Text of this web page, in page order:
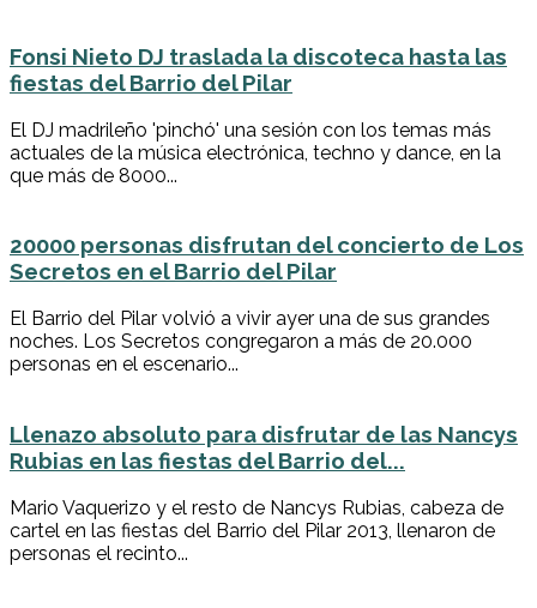
Fonsi Nieto DJ traslada la discoteca hasta las
fiestas del Barrio del Pilar
El DJ madrileño 'pinchó' una sesión con los temas más
actuales de la música electrónica, techno y dance, en la
que más de 8000...
20000 personas disfrutan del concierto de Los
Secretos en el Barrio del Pilar
El Barrio del Pilar volvió a vivir ayer una de sus grandes
noches. Los Secretos congregaron a más de 20.000
personas en el escenario...
Llenazo absoluto para disfrutar de las Nancys
Rubias en las fiestas del Barrio del...
Mario Vaquerizo y el resto de Nancys Rubias, cabeza de
cartel en las fiestas del Barrio del Pilar 2013, llenaron de
personas el recinto...